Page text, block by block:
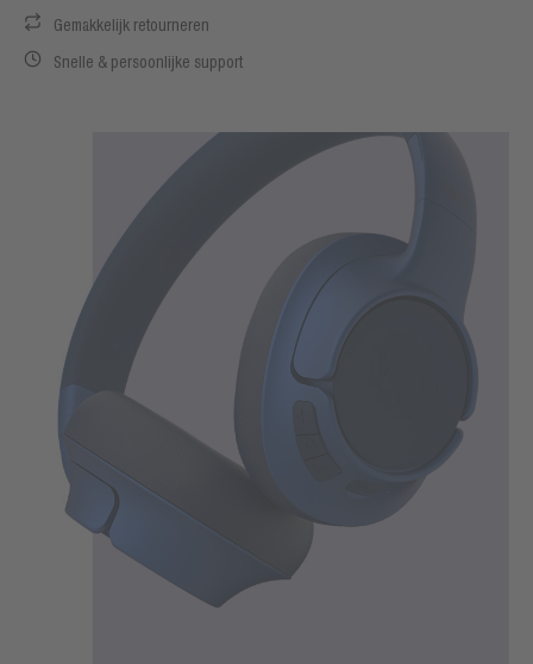
Gemakkelijk retourneren
Snelle & persoonlijke support